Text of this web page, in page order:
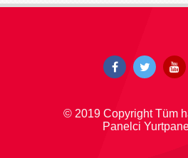
© 2019 Copyright Tüm
Panelci